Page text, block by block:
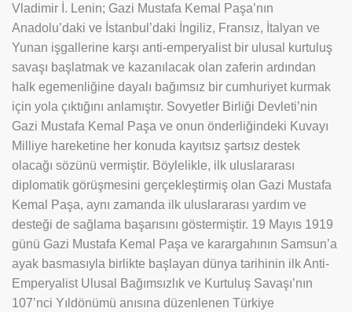
Vladimir İ. Lenin; Gazi Mustafa Kemal Paşa’nın
Anadolu’daki ve İstanbul’daki İngiliz, Fransız, İtalyan ve
Yunan işgallerine karşı anti-emperyalist bir ulusal kurtuluş
savaşı başlatmak ve kazanılacak olan zaferin ardından
halk egemenliğine dayalı bağımsız bir cumhuriyet kurmak
için yola çıktığını anlamıştır. Sovyetler Birliği Devleti’nin
Gazi Mustafa Kemal Paşa ve onun önderliğindeki Kuvayı
Milliye hareketine her konuda kayıtsız şartsız destek
olacağı sözünü vermiştir. Böylelikle, ilk uluslararası
diplomatik görüşmesini gerçekleştirmiş olan Gazi Mustafa
Kemal Paşa, aynı zamanda ilk uluslararası yardım ve
desteği de sağlama başarısını göstermiştir. 19 Mayıs 1919
günü Gazi Mustafa Kemal Paşa ve karargahının Samsun’a
ayak basmasıyla birlikte başlayan dünya tarihinin ilk Anti-
Emperyalist Ulusal Bağımsızlık ve Kurtuluş Savaşı’nın
107’nci Yıldönümü anısına düzenlenen Türkiye